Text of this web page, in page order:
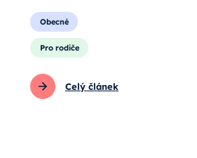
Obecné
Pro rodiče
Celý článek